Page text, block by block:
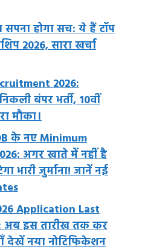
होगा सच: ये हैं टॉप
2026, सारा खर्चा
2026:
बंपर भर्ती, 10वीं
मौका।
के नए Minimum
अगर खाते में नहीं है
भारी जुर्माना! जानें नई
Application Last
अब इस तारीख तक कर
नया नोटिफिकेशन